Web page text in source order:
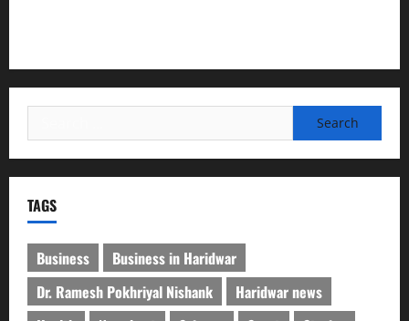
for:
TAGS
Business
Business in Haridwar
Dr. Ramesh Pokhriyal Nishank
Haridwar news